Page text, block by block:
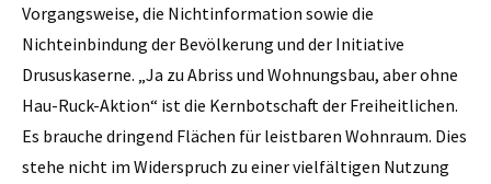
Vorgangsweise, die Nichtinformation sowie die
Nichteinbindung der Bevölkerung und der Initiative
Drususkaserne. „Ja zu Abriss und Wohnungsbau, aber ohne
Hau-Ruck-Aktion“ ist die Kernbotschaft der Freiheitlichen.
Es brauche dringend Flächen für leistbaren Wohnraum. Dies
stehe nicht im Widerspruch zu einer vielfältigen Nutzung